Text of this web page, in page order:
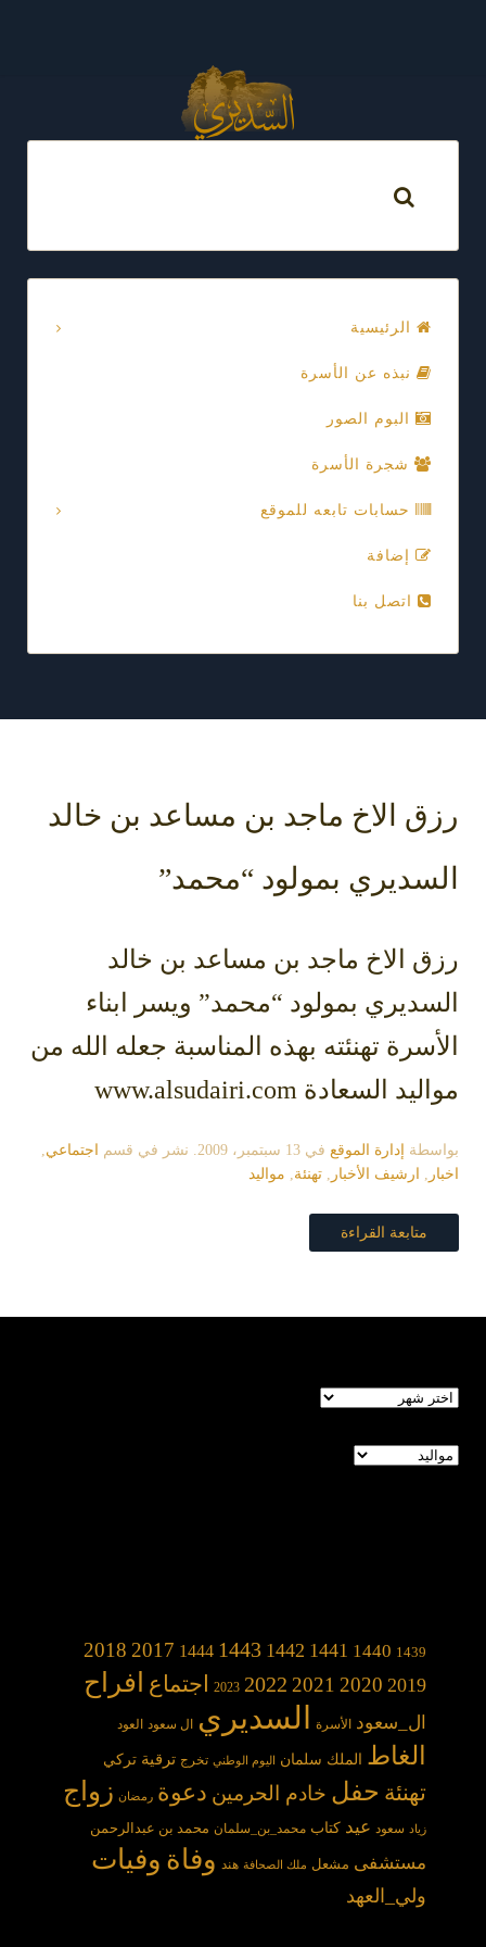
الرئيسية
نبذه عن الأسرة
البوم الصور
شجرة الأسرة
حسابات تابعه للموقع
إضافة
اتصل بنا
رزق الاخ ماجد بن مساعد بن خالد
السديري بمولود “محمد”
رزق الاخ ماجد بن مساعد بن خالد
السديري بمولود “محمد” ويسر ابناء
الأسرة تهنئته بهذه المناسبة جعله الله من
مواليد السعادة www.alsudairi.com
بواسطة إدارة الموقع في 13 سبتمبر، 2009 . نشر في قسم اجتماعي,
اخبار , ارشيف الأخبار , تهنئة, مواليد
متابعة القراءة
الأرشيف
تصنيفات
1439
1440
1441
1442
1443
1444
2017
2018
2019
2020
2021
2022
2023 اجتماع افراح
ال_سعود الأسرة السديري ال سعود العود
الغاط الملك سلمان اليوم الوطني تخرج ترقية تركي
تهنئة حفل خادم الحرمين دعوة رمضان زواج
زياد سعود عيد كتاب محمد_بن_سلمان محمد بن عبدالرحمن
مستشفى مشعل ملك الصحافة هند وفاة وفيات
ولي_العهد